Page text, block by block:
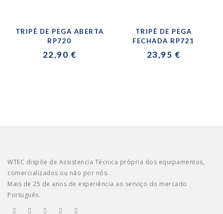
TRIPÉ DE PEGA ABERTA
RP720
22,90 €
TRIPÉ DE PEGA
FECHADA RP721
23,95 €
WTEC dispõe de Assistencia Técnica própria dos equipamentos,
comercializados ou não por nós.
Mais de 25 de anos de experiência ao serviço do mercado
Português.